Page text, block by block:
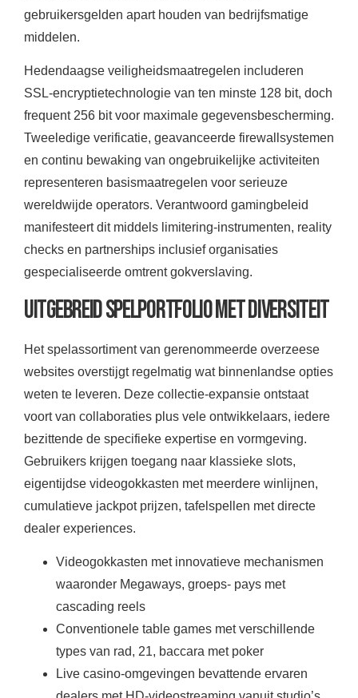
gebruikersgelden apart houden van bedrijfsmatige
middelen.
Hedendaagse veiligheidsmaatregelen includeren
SSL-encryptietechnologie van ten minste 128 bit, doch
frequent 256 bit voor maximale gegevensbescherming.
Tweeledige verificatie, geavanceerde firewallsystemen
en continu bewaking van ongebruikelijke activiteiten
representeren basismaatregelen voor serieuze
wereldwijde operators. Verantwoord gamingbeleid
manifesteert dit middels limitering-instrumenten, reality
checks en partnerships inclusief organisaties
gespecialiseerde omtrent gokverslaving.
Uitgebreid Spelportfolio met Diversiteit
Het spelassortiment van gerenommeerde overzeese
websites overstijgt regelmatig wat binnenlandse opties
weten te leveren. Deze collectie-expansie ontstaat
voort van collaboraties plus vele ontwikkelaars, iedere
bezittende de specifieke expertise en vormgeving.
Gebruikers krijgen toegang naar klassieke slots,
eigentijdse videogokkasten met meerdere winlijnen,
cumulatieve jackpot prijzen, tafelspellen met directe
dealer experiences.
Videogokkasten met innovatieve mechanismen
waaronder Megaways, groeps- pays met
cascading reels
Conventionele table games met verschillende
types van rad, 21, baccara met poker
Live casino-omgevingen bevattende ervaren